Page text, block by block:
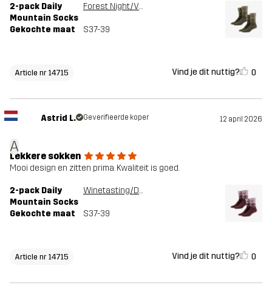
2-pack Daily
Mountain Socks
Forest Night/Vetiver Green
Gekochte maat S37-39
Article nr 14715 Vind je dit nuttig? 0
A
Astrid L. Geverifieerde koper 12 april 2026
Lekkere sokken
Mooi design en zitten prima. Kwaliteit is goed.
2-pack Daily
Mountain Socks
Winetasting/Dusty Mauve
Gekochte maat S37-39
Article nr 14715 Vind je dit nuttig? 0